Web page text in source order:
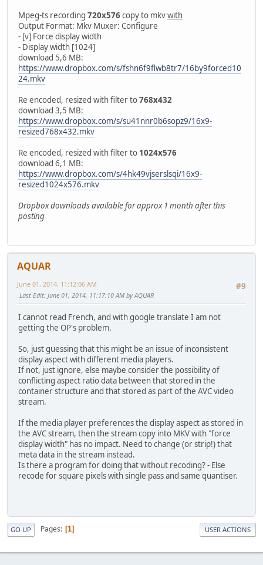
Mpeg-ts recording 720x576copy to mkvwith
Output Format: Mkv Muxer: Configure
- [v] Force display width
- Display width [1024]
download 5,6 MB:
https://www.dropbox.com/s/fshn6f9flwb8tr7/16by9forced10
24.mkv
Re encoded, resized with filter to768x432
download 3,5 MB:
https://www.dropbox.com/s/su41nnr0b6sopz9/16x9-
resized768x432.mkv
Re encoded, resized with filter to 1024x576
download 6,1 MB:
https://www.dropbox.com/s/4hk49vjserslsqi/16x9-
resized1024x576.mkv
Dropbox downloads available for approx 1 month after this
posting
AQUAR
#9
June 01, 2014, 11:12:06 AM
Last Edit: June 01, 2014, 11:17:10 AM by AQUAR
I cannot read French, and with google translate I am not
getting the OP's problem.
So, just guessing that this might be an issue of inconsistent
display aspect with different media players.
If not, just ignore, else maybe consider the possibility of
conflicting aspect ratio data between that stored in the
container structure and that stored as part of the AVC video
stream.
If the media player preferences the display aspect as stored in
the AVC stream, then the stream copy into MKV with "force
display width" has no impact. Need to change (or strip!) that
meta data in the stream instead.
Is there a program for doing that without recoding? - Else
recode for square pixels with single pass and same quantiser.
GO UP Pages 1 USER ACTIONS